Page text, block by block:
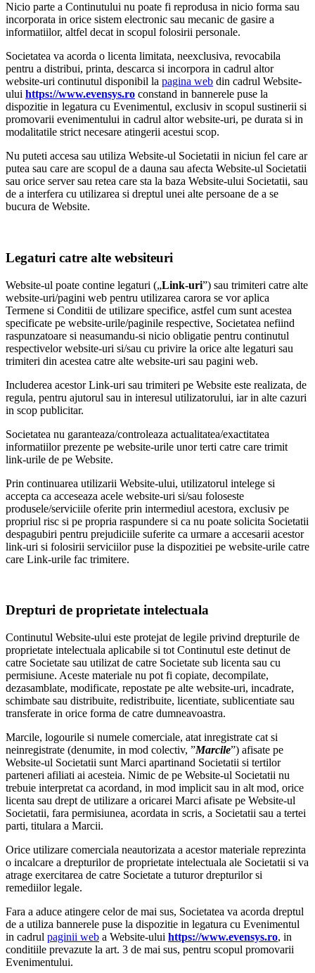
Nicio parte a Continutului nu poate fi reprodusa in nicio forma sau
incorporata in orice sistem electronic sau mecanic de gasire a
informatiilor, altfel decat in scopul folosirii personale.
Societatea va acorda o licenta limitata, neexclusiva, revocabila
pentru a distribui, printa, descarca si incorpora in cadrul altor
website-uri continutul disponibil la pagina web din cadrul Website-
ului https://www.evensys.ro constand in bannerele puse la
dispozitie in legatura cu Evenimentul, exclusiv in scopul sustinerii si
promovarii evenimentului in cadrul altor website-uri, pe durata si in
modalitatile strict necesare atingerii acestui scop.
Nu puteti accesa sau utiliza Website-ul Societatii in niciun fel care ar
putea sau care are scopul de a dauna sau afecta Website-ul Societatii
sau orice server sau retea care sta la baza Website-ului Societatii, sau
de a interfera cu utilizarea si dreptul unei alte persoane de a se
bucura de Website.
Legaturi catre alte websiteuri
Website-ul poate contine legaturi („Link-uri”) sau trimiteri catre alte
website-uri/pagini web pentru utilizarea carora se vor aplica
Termene si Conditii de utilizare specifice, astfel cum sunt acestea
specificate pe website-urile/paginile respective, Societatea nefiind
raspunzatoare si neasumandu-si nicio obligatie pentru continutul
respectivelor website-uri si/sau cu privire la orice alte legaturi sau
trimiteri din acestea catre alte website-uri sau pagini web.
Includerea acestor Link-uri sau trimiteri pe Website este realizata, de
regula, pentru ajutorul sau in interesul utilizatorului, iar in alte cazuri
in scop publicitar.
Societatea nu garanteaza/controleaza actualitatea/exactitatea
informatiilor prezente pe website-urile unor terti catre care trimit
link-urile de pe Website.
Prin continuarea utilizarii Website-ului, utilizatorul intelege si
accepta ca acceseaza acele website-uri si/sau foloseste
produsele/serviciile oferite prin intermediul acestora, exclusiv pe
propriul risc si pe propria raspundere si ca nu poate solicita Societatii
despagubiri pentru prejudiciile suferite ca urmare a accesarii acestor
link-uri si folosirii serviciilor puse la dispozitiei pe website-urile catre
care Link-urile fac trimitere.
Drepturi de proprietate intelectuala
Continutul Website-ului este protejat de legile privind drepturile de
proprietate intelectuala aplicabile si tot Continutul este detinut de
catre Societate sau utilizat de catre Societate sub licenta sau cu
permisiune. Aceste materiale nu pot fi copiate, decompilate,
dezasamblate, modificate, repostate pe alte website-uri, incadrate,
schimbate sau distribuite, redistribuite, licentiate, sublicentiate sau
transferate in orice forma de catre dumneavoastra.
Marcile, logourile si numele comerciale, atat inregistrate cat si
neinregistrate (denumite, in mod colectiv, ”Marcile”) afisate pe
Website-ul Societatii sunt Marci apartinand Societatii si tertilor
parteneri afiliati ai acesteia. Nimic de pe Website-ul Societatii nu
trebuie interpretat ca acordand, in mod implicit sau in alt mod, orice
licenta sau drept de utilizare a oricarei Marci afisate pe Website-ul
Societatii, fara permisiunea, acordata in scris, a Societatii sau a tertei
parti, titulara a Marcii.
Orice utilizare comerciala neautorizata a acestor materiale reprezinta
o incalcare a drepturilor de proprietate intelectuala ale Societatii si va
atrage exercitarea de catre Societate a tuturor drepturilor si
remediilor legale.
Fara a aduce atingere celor de mai sus, Societatea va acorda dreptul
de a utiliza bannerele puse la dispozitie in legatura cu Evenimentul
in cadrul paginii web a Website-ului https://www.evensys.ro, in
conditiile prevazute la art. 3 de mai sus, pentru scopul promovarii
Evenimentului.